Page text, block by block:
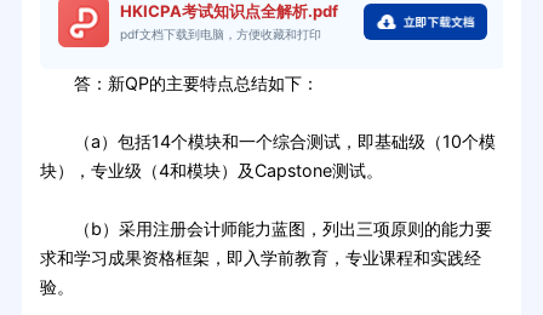
HKICPA考试知识点全解析.pdf
pdf文档下载到电脑，方便收藏和打印
答：新QP的主要特点总结如下：
（a）包括14个模块和一个综合测试，即基础级（10个模
块），专业级（4和模块）及Capstone测试。
（b）采用注册会计师能力蓝图，列出三项原则的能力要
求和学习成果资格框架，即入学前教育，专业课程和实践经
验。